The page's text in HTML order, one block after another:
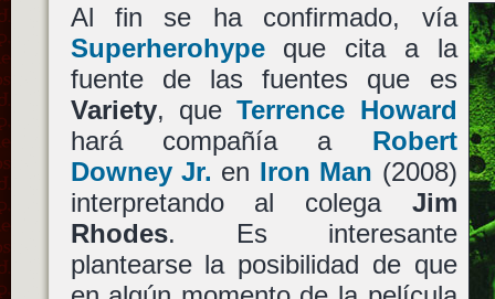
Al fin se ha confirmado, vía
Superherohypeque cita a la
fuente de las fuentes que es
Variety, queTerrence Howard
hará compañía a Robert
Downey Jr. en Iron Man (2008)
interpretando al colega Jim
Rhodes. Es interesante
plantearse la posibilidad de que